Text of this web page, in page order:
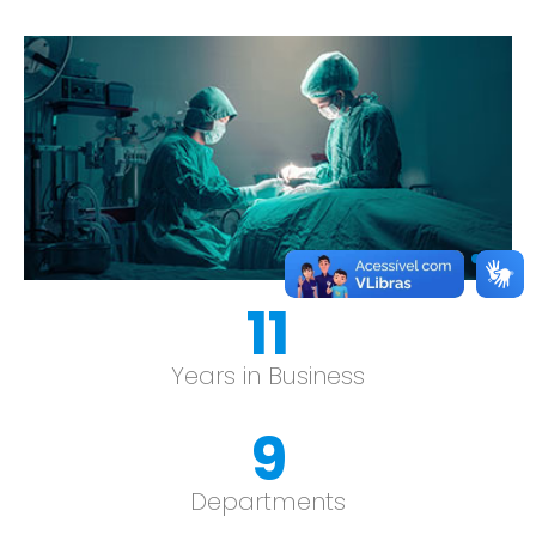
12
Years in Business
9
Departments